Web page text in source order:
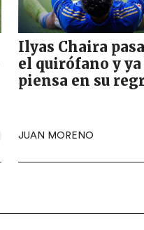
Ilyas Chaira
el quirófano y ya
piensa en su
JUAN MORENO